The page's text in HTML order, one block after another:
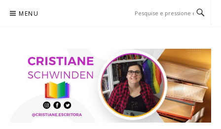
para
MENU